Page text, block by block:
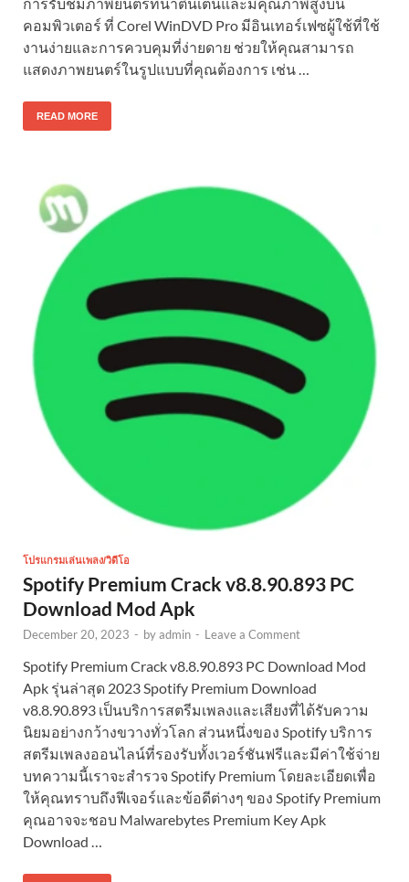
คอมพิวเตอร์ ที่ Corel WinDVD Pro มีอินเทอร์เฟซผู้ใช้ที่ใช้
งานง่ายและการควบคุมที่ง่ายดาย ช่วยให้คุณสามารถ
แสดงภาพยนตร์ในรูปแบบที่คุณต้องการ เช่น …
READ MORE
โปรแกรมเล่นเพลง/วิดีโอ
Spotify Premium Crack v8.8.90.893 PC
Download Mod Apk
December 20, 2023 - byadmin - Leave a Comment
Spotify Premium Crack v8.8.90.893 PC Download Mod
Apk รุ่นล่าสุด 2023 Spotify Premium Download
v8.8.90.893 เป็นบริการสตรีมเพลงและเสียงที่ได้รับความ
นิยมอย่างกว้างขวางทั่วโลก ส่วนหนึ่งของ Spotify บริการ
สตรีมเพลงออนไลน์ที่รองรับทั้งเวอร์ชันฟรีและมีค่าใช้จ่าย
บทความนี้เราจะสำรวจ Spotify Premium โดยละเอียดเพื่อ
ให้คุณทราบถึงฟีเจอร์และข้อดีต่างๆ ของ Spotify Premium
คุณอาจจะชอบ Malwarebytes Premium Key Apk
Download …